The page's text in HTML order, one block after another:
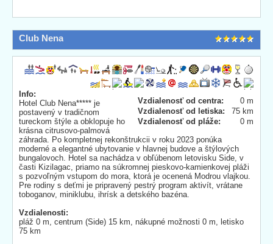
Club Nena
Vzdialenosť od centra:
0 m
Vzdialenosť od letiska:
75 km
Vzdialenosť od pláže:
0 m
Info:
Hotel Club Nena***** je
postavený v tradičnom
tureckom štýle a obklopuje ho
krásna citrusovo-palmová
záhrada. Po kompletnej rekonštrukcii v roku 2023 ponúka
moderné a elegantné ubytovanie v hlavnej budove a štýlových
bungalovoch. Hotel sa nachádza v obľúbenom letovisku Side, v
časti Kizilagac, priamo na súkromnej pieskovo-kamienkovej pláži
s pozvoľným vstupom do mora, ktorá je ocenená Modrou vlajkou.
Pre rodiny s deťmi je pripravený pestrý program aktivít, vrátane
toboganov, miniklubu, ihrísk a detského bazéna.
Vzdialenosti:
pláž 0 m, centrum (Side) 15 km, nákupné možnosti 0 m, letisko
75 km